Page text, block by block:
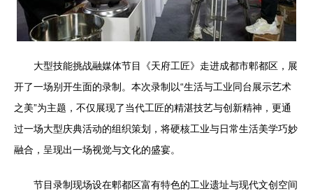
大型技能挑战融媒体节目《天府工匠》走进成都市郫都区，展
开了一场别开生面的录制。本次录制以“生活与工业同台展示艺术
之美”为主题，不仅展现了当代工匠的精湛技艺与创新精神，更通
过一场大型庆典活动的组织策划，将硬核工业与日常生活美学巧妙
融合，呈现出一场视觉与文化的盛宴。
节目录制现场设在郫都区富有特色的工业遗址与现代文创空间